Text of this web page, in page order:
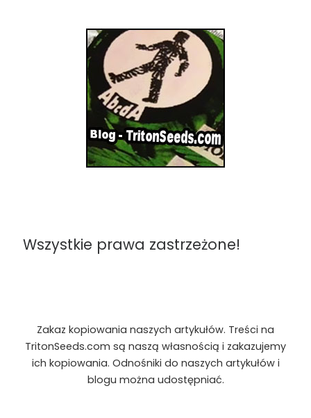
Wszystkie prawa zastrzeżone!
Zakaz kopiowania naszych artykułów. Treści na
TritonSeeds.com są naszą własnością i zakazujemy
ich kopiowania. Odnośniki do naszych artykułów i
blogu można udostępniać.